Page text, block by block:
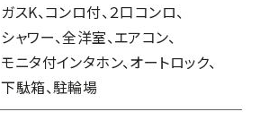
ガスK コンロ付 ２口コンロ
シャワー 全洋室 エアコン
モニタ付インタホン オートロック
下駄箱 駐輪場